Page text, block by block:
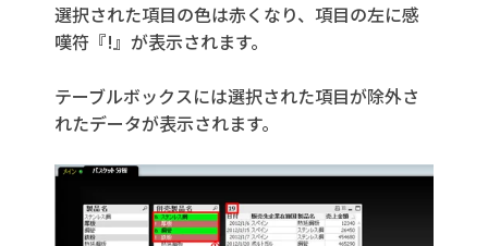
選択された項目の色は赤くなり、項目の左に感
嘆符『!』が表示されます。
テーブルボックスには選択された項目が除外さ
れたデータが表示されます。